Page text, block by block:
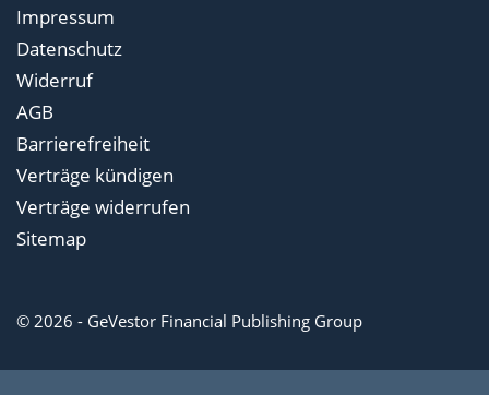
Impressum
Datenschutz
Widerruf
AGB
Barrierefreiheit
Verträge kündigen
Verträge widerrufen
Sitemap
© 2026 - GeVestor Financial Publishing Group